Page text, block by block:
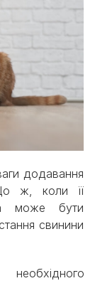
додавання
ж, коли її
може бути
свинини